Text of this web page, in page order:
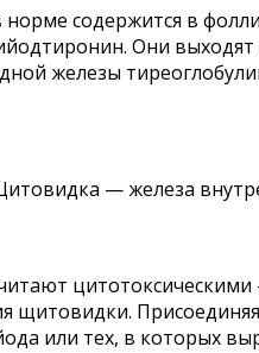
содержится в
Они
железы
— железа
щитовидки.
или тех, в которых